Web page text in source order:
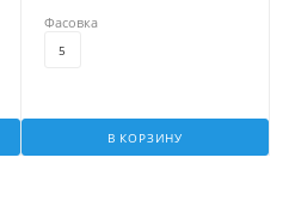
В КОРЗИНУ
Фасовка
5